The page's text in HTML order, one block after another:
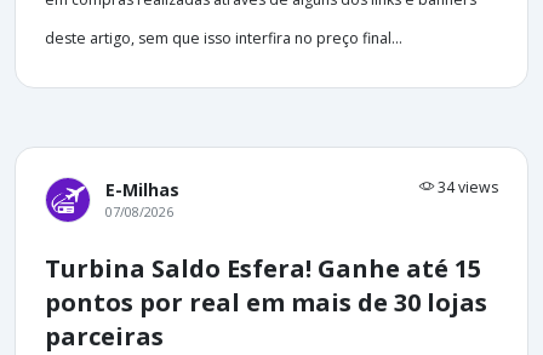
deste artigo, sem que isso interfira no preço final...
E-Milhas 34 views
07/08/2026
Turbina Saldo Esfera! Ganhe até 15
pontos por real em mais de 30 lojas
parceiras